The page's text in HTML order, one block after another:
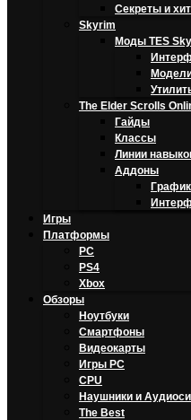
Секреты и
Skyrim
Моды TES
The Elder Scrolls
Гайды
Классы
Линии
Аддоны
Игры
Платформы
PC
PS4
Xbox
Обзоры
Ноутбуки
Смартфоны
Видеокарты
Игры PC
CPU
Наушники и
The Best